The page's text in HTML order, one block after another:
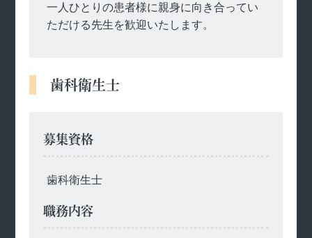
一人ひとりの患者様に親身に向き合ってい
ただける先生を歓迎いたします。
歯科衛生士
募集資格
歯科衛生士
職務内容